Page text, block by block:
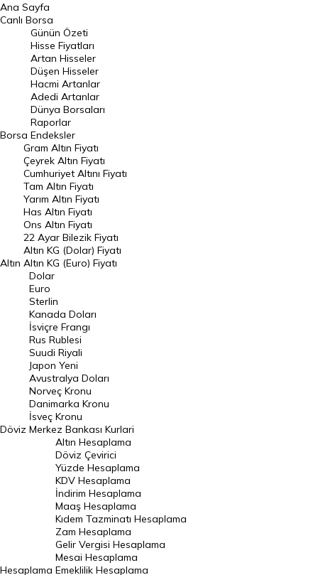
BIST 100 Hisseleri
En Çok Artan Hisseler
En Çok Düşen Hisseler
Hacmi Artanlar
Geçmiş Kapanışlar
Dünya Borsaları
Raporlar
Endeksler
DÖVİZ
Döviz Kuru
Dolar Kuru
Euro Kuru
Pound Kuru
Frank Kuru
Riyal Kuru
Avustralya Doları
Danimarka Kronu Kuru
Kanada Doları Kuru
Norveç Kronu Kuru
İsveç Kronu Kuru
Japon Yeni Kuru
Serbest Piyasa Döviz Kurları
Merkez Bankası Döviz Kurları
Ana Sayfa
Canlı Borsa
Borsa
Günün Özeti
Hisse Fiyatları
Artan Hisseler
Düşen Hisseler
Hacmi Artanlar
Adedi Artanlar
Dünya Borsaları
Raporlar
Endeksler
Altın
Gram Altın Fiyatı
Çeyrek Altın Fiyatı
Cumhuriyet Altını Fiyatı
Tam Altın Fiyatı
Yarım Altın Fiyatı
Has Altın Fiyatı
Ons Altın Fiyatı
22 Ayar Bilezik Fiyatı
Altın KG (Dolar) Fiyatı
Altın KG (Euro) Fiyatı
Döviz
Dolar
Euro
Sterlin
Kanada Doları
İsviçre Frangı
Rus Rublesi
Suudi Riyali
Japon Yeni
Avustralya Doları
Norveç Kronu
Danimarka Kronu
İsveç Kronu
Merkez Bankası Kurlari
Hesaplama
Altın Hesaplama
Döviz Çevirici
Yüzde Hesaplama
KDV Hesaplama
İndirim Hesaplama
Maaş Hesaplama
Kıdem Tazminatı Hesaplama
Zam Hesaplama
Gelir Vergisi Hesaplama
Mesai Hesaplama
Emeklilik Hesaplama